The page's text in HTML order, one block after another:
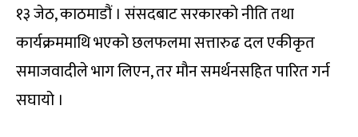
१३ जेठ, काठमाडौं । संसदबाट सरकारको नीति तथा
कार्यक्रममाथि भएको छलफलमा सत्तारुढ दल एकीकृत
समाजवादीले भाग लिएन, तर मौन समर्थनसहित पारित गर्न
सघायो ।